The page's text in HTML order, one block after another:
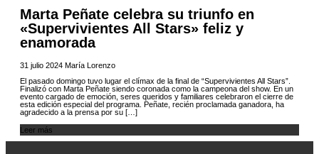
Marta Peñate celebra su triunfo en
«Supervivientes All Stars» feliz y
enamorada
31 julio 2024 María Lorenzo
El pasado domingo tuvo lugar el clímax de la final de “Supervivientes All Stars”.
Finalizó con Marta Peñate siendo coronada como la campeona del show. En un
evento cargado de emoción, seres queridos y familiares celebraron el cierre de
esta edición especial del programa. Peñate, recién proclamada ganadora, ha
agradecido a la prensa por su […]
Leer más